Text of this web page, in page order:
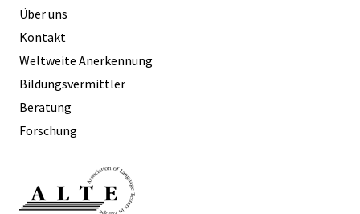
Über uns
Kontakt
Weltweite Anerkennung
Bildungsvermittler
Beratung
Forschung